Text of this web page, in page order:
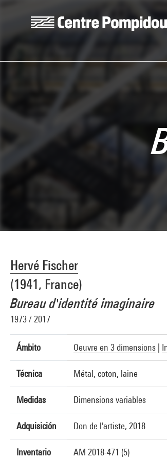
Hervé Fischer
(1941, France)
Bureau d'identité imaginaire
1973 / 2017
Ámbito Oeuvre en 3 dimensions
Técnica Métal, coton, laine
Medidas Dimensions variables
Adquisición Don de l'artiste, 2018
Inventario AM 2018-471 (5)